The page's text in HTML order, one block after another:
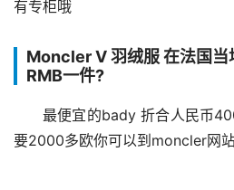
有专柜哦
Moncler V 羽绒服 在法国当
RMB一件?
最便宜的bady 折合人民币
要2000多欧你可以到moncler网